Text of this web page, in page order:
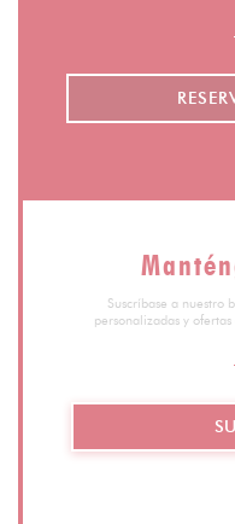
Suscríbase a nuestro
personalizadas y